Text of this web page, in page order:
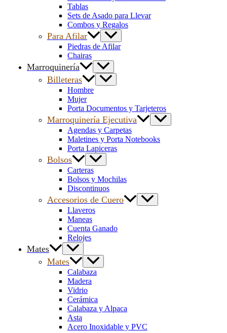
Tablas
Sets de Asado para Llevar
Combos y Regalos
Para Afilar
Piedras de Afilar
Chairas
Marroquinería
Billeteras
Hombre
Mujer
Porta Documentos y Tarjeteros
Marroquinería Ejecutiva
Agendas y Carpetas
Maletines y Porta Notebooks
Porta Lapiceras
Bolsos
Carteras
Bolsos y Mochilas
Discontinuos
Accesorios de Cuero
Llaveros
Maneas
Cuenta Ganado
Relojes
Mates
Mates
Calabaza
Madera
Vidrio
Cerámica
Calabaza y Alpaca
Asta
Acero Inoxidable y PVC